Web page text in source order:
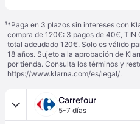
¹*Paga en 3 plazos sin intereses con
compra de 120€: 3 pagos de 40€, TIN
total adeudado 120€. Solo es válido
18 años. Sujeto a la aprobación de
por tienda. Consulta los términos y
https://www.klarna.com/es/legal/.
Carrefour
5-7 días